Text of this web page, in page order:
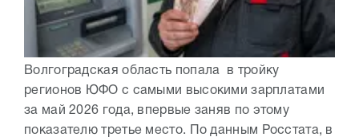
Волгоградская область попала в тройку
регионов ЮФО с самыми высокими зарплатами
за май 2026 года, впервые заняв по этому
показателю третье место. По данным Росстата, в